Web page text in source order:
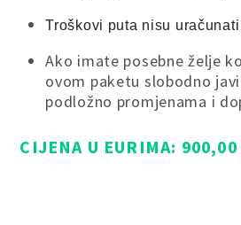
Troškovi puta nisu
Ako imate posebne želje
ovom paketu slobodno
podložno promjenama i
CIJENA U EURIMA: 900,00